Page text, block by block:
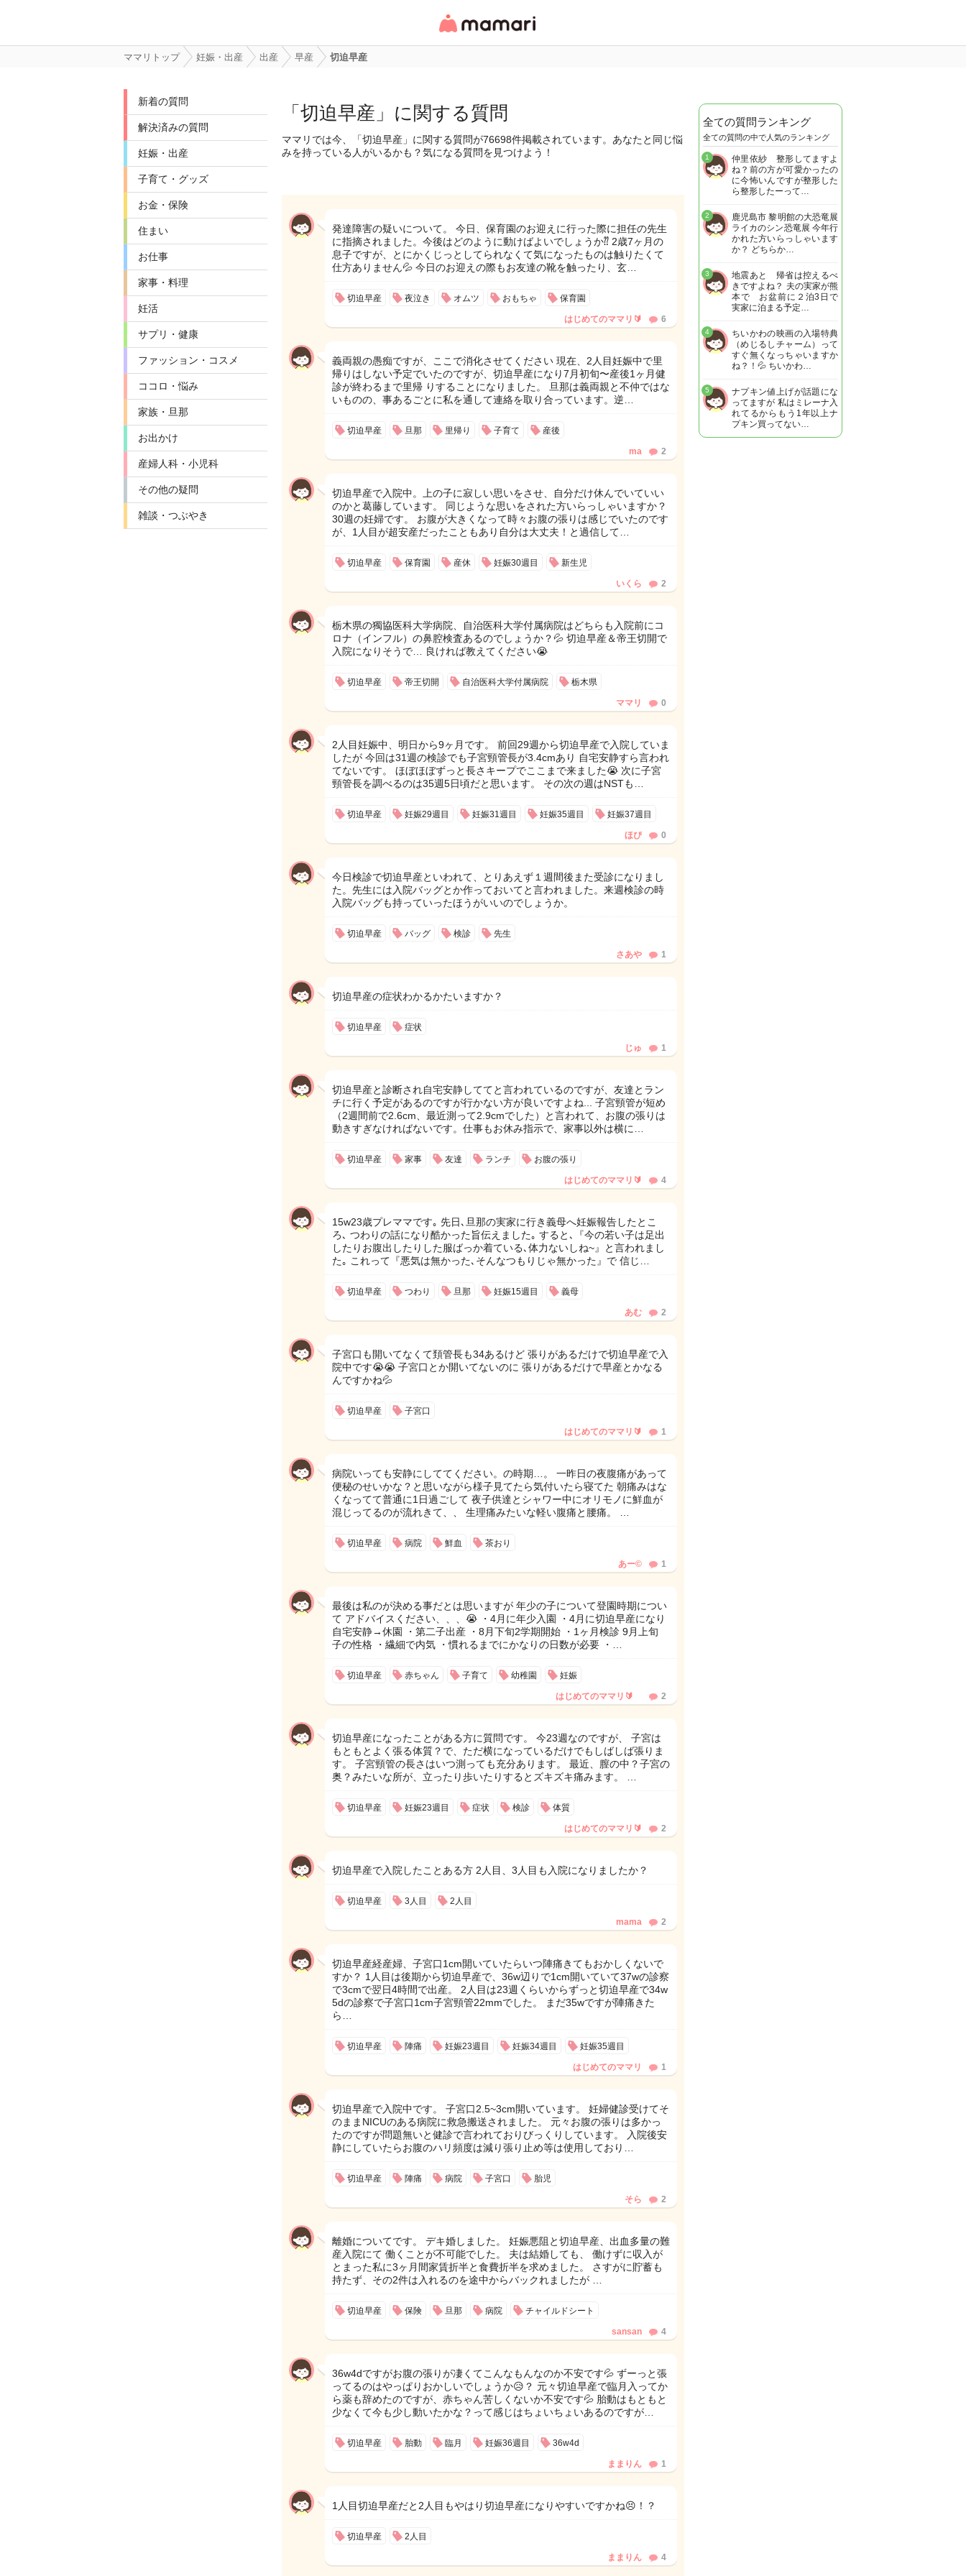
リ・情報サイト
ママリトップ 妊娠・出産 出産 早産 切迫早産
新着の質問
解決済みの質問
妊娠・出産
子育て・グッズ
お金・保険
住まい
お仕事
家事・料理
妊活
サプリ・健康
ファッション・コスメ
ココロ・悩み
家族・旦那
お出かけ
産婦人科・小児科
その他の疑問
雑談・つぶやき
「切迫早産」に関する質問
ママリでは今、「切迫早産」に関する質問が76698件掲載されています。あなたと同じ悩
みを持っている人がいるかも？気になる質問を見つけよう！
発達障害の疑いについて。 今日、保育園のお迎えに行った際に担任の先生
に指摘されました。今後はどのように動けばよいでしょうか⁇ 2歳7ヶ月の
息子ですが、とにかくじっとしてられなくて気になったものは触りたくて
仕方ありません💦 今日のお迎えの際もお友達の靴を触ったり、玄…
切迫早産 夜泣き オムツ おもちゃ 保育園
はじめてのママリ🔰 6
義両親の愚痴ですが、ここで消化させてください 現在、2人目妊娠中で里
帰りはしない予定でいたのですが、切迫早産になり7月初旬〜産後1ヶ月健
診が終わるまで里帰 りすることになりました。 旦那は義両親と不仲ではな
いものの、事あるごとに私を通して連絡を取り合っています。逆…
切迫早産 旦那 里帰り 子育て 産後
ma 2
切迫早産で入院中。上の子に寂しい思いをさせ、自分だけ休んでいていい
のかと葛藤しています。 同じような思いをされた方いらっしゃいますか？
30週の妊婦です。 お腹が大きくなって時々お腹の張りは感じでいたのです
が、1人目が超安産だったこともあり自分は大丈夫！と過信して…
切迫早産 保育園 産休 妊娠30週目 新生児
いくら 2
栃木県の獨協医科大学病院、自治医科大学付属病院はどちらも入院前にコ
ロナ（インフル）の鼻腔検査あるのでしょうか？💦 切迫早産＆帝王切開で
入院になりそうで… 良ければ教えてください😭
切迫早産 帝王切開 自治医科大学付属病院 栃木県
ママリ 0
2人目妊娠中、明日から9ヶ月です。 前回29週から切迫早産で入院していま
したが 今回は31週の検診でも子宮頸管長が3.4cmあり 自宅安静すら言われ
てないです。 ほぼほぼずっと長さキープでここまで来ました😭 次に子宮
頸管長を調べるのは35週5日頃だと思います。 その次の週はNSTも…
切迫早産 妊娠29週目 妊娠31週目 妊娠35週目 妊娠37週目
ほぴ 0
今日検診で切迫早産といわれて、とりあえず１週間後また受診になりまし
た。先生には入院バッグとか作っておいてと言われました。来週検診の時
入院バッグも持っていったほうがいいのでしょうか。
切迫早産 バッグ 検診 先生
さあや 1
切迫早産の症状わかるかたいますか？
切迫早産 症状
じゅ 1
切迫早産と診断され自宅安静しててと言われているのですが、友達とラン
チに行く予定があるのですが行かない方が良いですよね... 子宮頸管が短め
（2週間前で2.6cm、最近測って2.9cmでした）と言われて、お腹の張りは
動きすぎなければないです。仕事もお休み指示で、家事以外は横に…
切迫早産 家事 友達 ランチ お腹の張り
はじめてのママリ🔰 4
15w23歳プレママです｡ 先日､旦那の実家に行き義母へ妊娠報告したとこ
ろ､ つわりの話になり酷かった旨伝えました｡ すると､『今の若い子は足出
したりお腹出したりした服ばっか着ている､体力ないしね~』と言われまし
た｡ これって『悪気は無かった､そんなつもりじゃ無かった』で 信じ…
切迫早産 つわり 旦那 妊娠15週目 義母
あむ 2
子宮口も開いてなくて頚管長も34あるけど 張りがあるだけで切迫早産で入
院中です😭😭 子宮口とか開いてないのに 張りがあるだけで早産とかなる
んですかね💦
切迫早産 子宮口
はじめてのママリ🔰 1
病院いっても安静にしててください。の時期…。 一昨日の夜腹痛があって
便秘のせいかな？と思いながら様子見てたら気付いたら寝てた 朝痛みはな
くなってて普通に1日過ごして 夜子供達とシャワー中にオリモノに鮮血が
混じってるのが流れきて、、 生理痛みたいな軽い腹痛と腰痛。 …
切迫早産 病院 鮮血 茶おり
あー© 1
最後は私のが決める事だとは思いますが 年少の子について登園時期につい
て アドバイスください、、、😭 ・4月に年少入園 ・4月に切迫早産になり
自宅安静→休園 ・第二子出産 ・8月下旬2学期開始 ・1ヶ月検診 9月上旬
子の性格 ・繊細で内気 ・慣れるまでにかなりの日数が必要 ・…
切迫早産 赤ちゃん 子育て 幼稚園 妊娠
はじめてのママリ🔰 2
切迫早産になったことがある方に質問です。 今23週なのですが、 子宮は
もともとよく張る体質？で、ただ横になっているだけでもしばしば張りま
す。 子宮頸管の長さはいつ測っても充分あります。 最近、膣の中？子宮の
奥？みたいな所が、立ったり歩いたりするとズキズキ痛みます。 …
切迫早産 妊娠23週目 症状 検診 体質
はじめてのママリ🔰 2
切迫早産で入院したことある方 2人目、3人目も入院になりましたか？
切迫早産 3人目 2人目
mama 2
切迫早産経産婦、子宮口1cm開いていたらいつ陣痛きてもおかしくないで
すか？ 1人目は後期から切迫早産で、36w辺りで1cm開いていて37wの診察
で3cmで翌日4時間で出産。 2人目は23週くらいからずっと切迫早産で34w
5dの診察で子宮口1cm子宮頸管22mmでした。 まだ35wですが陣痛きた
ら…
切迫早産 陣痛 妊娠23週目 妊娠34週目 妊娠35週目
はじめてのママリ 1
切迫早産で入院中です。 子宮口2.5~3cm開いています。 妊婦健診受けてそ
のままNICUのある病院に救急搬送されました。 元々お腹の張りは多かっ
たのですが問題無いと健診で言われておりびっくりしています。 入院後安
静にしていたらお腹のハリ頻度は減り張り止め等は使用しており…
切迫早産 陣痛 病院 子宮口 胎児
そら 2
離婚についてです。 デキ婚しました。 妊娠悪阻と切迫早産、出血多量の難
産入院にて 働くことが不可能でした。 夫は結婚しても、 働けずに収入が
とまった私に3ヶ月間家賃折半と食費折半を求めました。 さすがに貯蓄も
持たず、その2件は入れるのを途中からバックれましたが …
切迫早産 保険 旦那 病院 チャイルドシート
sansan 4
36w4dですがお腹の張りが凄くてこんなもんなのか不安です💦 ずーっと張
ってるのはやっぱりおかしいでしょうか😥？ 元々切迫早産で臨月入ってか
ら薬も辞めたのですが、赤ちゃん苦しくないか不安です💦 胎動はもともと
少なくて今も少し動いたかな？って感じはちょいちょいあるのですが…
切迫早産 胎動 臨月 妊娠36週目 36w4d
ままりん 1
1人目切迫早産だと2人目もやはり切迫早産になりやすいですかね😣！？
切迫早産 2人目
ままりん 4
全ての質問ランキング
全ての質問の中で人気のランキング
仲里依紗 整形してますよ
ね？前の方が可愛かったの
に今怖いんですが整形した
ら整形したーって…
1
鹿児島市 黎明館の大恐竜展
ライカのシン恐竜展 今年行
かれた方いらっしゃいます
か？ どちらか…
2
地震あと 帰省は控えるべ
きですよね？ 夫の実家が熊
本で お盆前に２泊3日で
実家に泊まる予定…
3
ちいかわの映画の入場特典
（めじるしチャーム）って
すぐ無くなっちゃいますか
ね？！💦 ちいかわ…
4
ナプキン値上げが話題にな
ってますが 私はミレーナ入
れてるからもう1年以上ナ
プキン買ってない…
5